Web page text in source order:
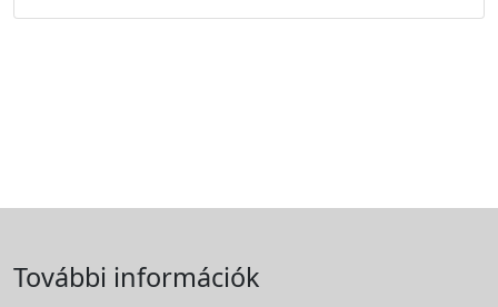
További információk